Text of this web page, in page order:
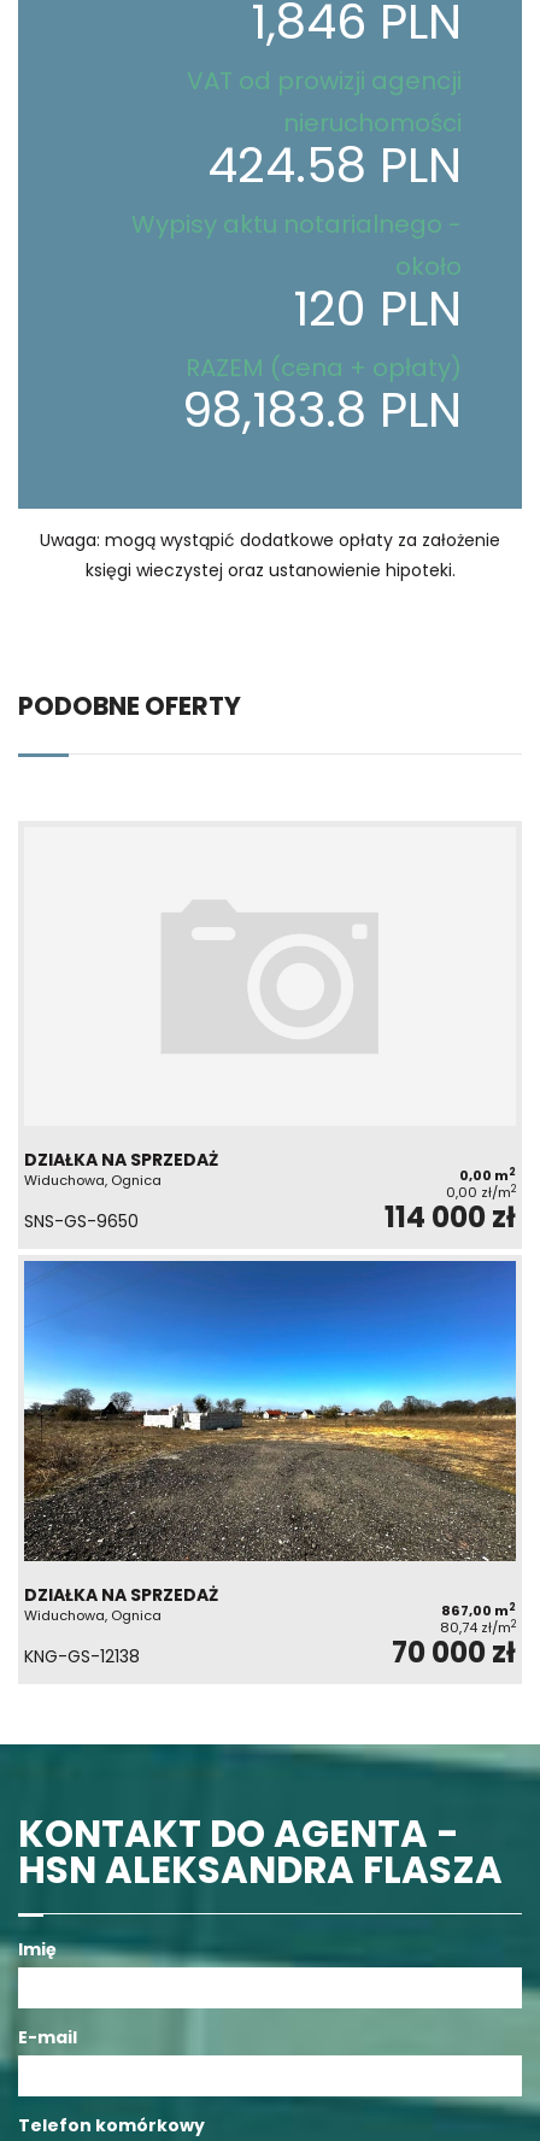
1,846 PLN
VAT od prowizji agencji
nieruchomości
424.58 PLN
Wypisy aktu notarialnego -
około
120 PLN
RAZEM (cena + opłaty)
98,183.8 PLN
Uwaga: mogą wystąpić dodatkowe opłaty za założenie
księgi wieczystej oraz ustanowienie hipoteki.
PODOBNE OFERTY
DZIAŁKA NA SPRZEDAŻ
Widuchowa, Ognica 0,00 m2
0,00 zł/m2
SNS-GS-9650 114 000 zł
DZIAŁKA NA SPRZEDAŻ
Widuchowa, Ognica 867,00 m2
80,74 zł/m2
KNG-GS-12138 70 000 zł
KONTAKT DO AGENTA -
HSN ALEKSANDRA FLASZA
Imię
E-mail
Telefon komórkowy